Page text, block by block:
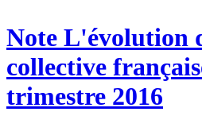
Note L'évolution
collective
trimestre 2016